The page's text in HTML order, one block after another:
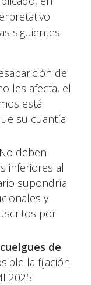
siguientes
de
les afecta, el
está
su cuantía
deben
inferiores al
supondría
y
por
de
la fijación
2025